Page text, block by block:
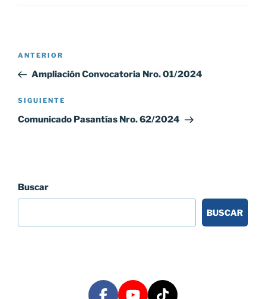
Navegación
entradas
Entrada
anterior:
ANTERIOR
Ampliación Convocatoria Nro. 01/2024
Siguiente
entrada
SIGUIENTE
Comunicado Pasantías Nro. 62/2024
Buscar
BUSCAR